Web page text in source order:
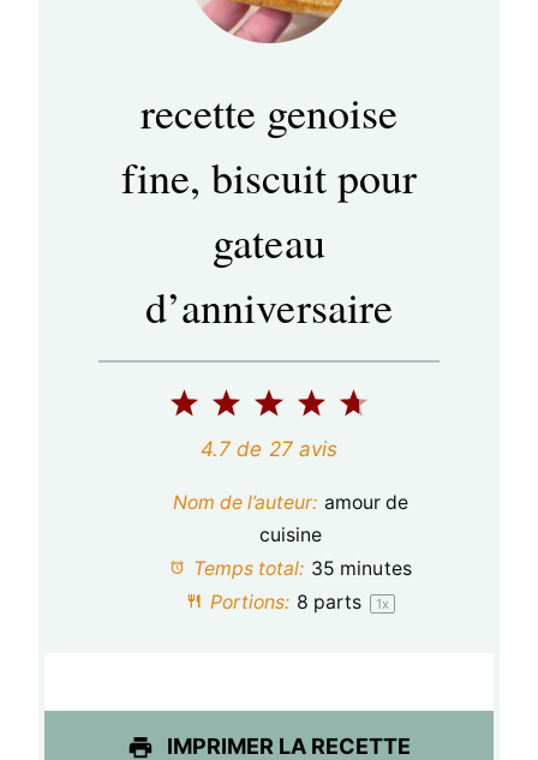
recette genoise
fine, biscuit pour
gateau
d’anniversaire
5
t
i
s
4
é
t
i
s
3
é
t
o
i
s
2
é
t
i
s
1
é
t
i
4.7 de 27avis
Nom de l’auteur: amour de
cuisine
Temps total: 35 minutes
Portions: 8 parts 1x
IMPRIMER LA RECETTE